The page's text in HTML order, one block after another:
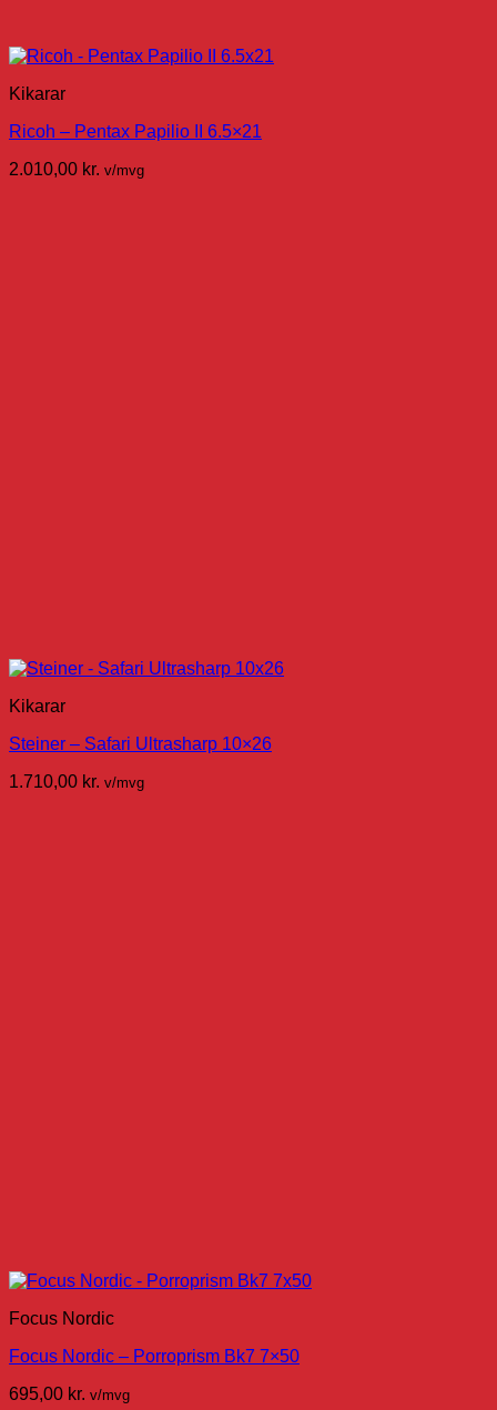
Kikarar
Ricoh – Pentax Papilio II 6.5×21
2.010,00 kr. v/mvg
Kikarar
Steiner – Safari Ultrasharp 10×26
1.710,00 kr. v/mvg
Focus Nordic
Focus Nordic – Porroprism Bk7 7×50
695,00 kr. v/mvg